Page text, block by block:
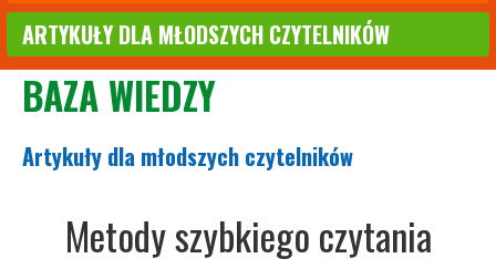
ARTYKUŁY DLA MŁODSZYCH CZYTELNIKÓW
BAZA WIEDZY
Artykuły dla młodszych czytelników
Metody szybkiego czytania